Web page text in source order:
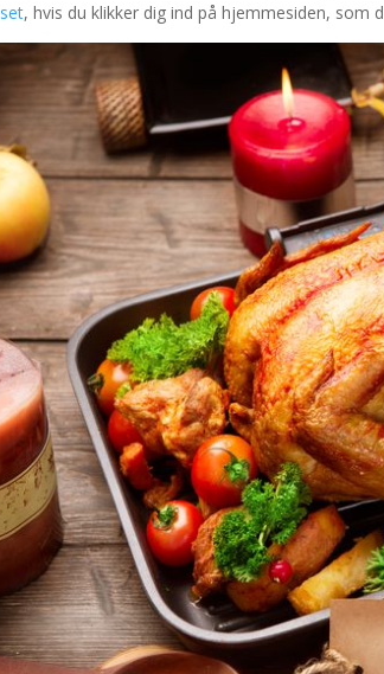
, hvis du klikker dig ind på hjemmesiden, som